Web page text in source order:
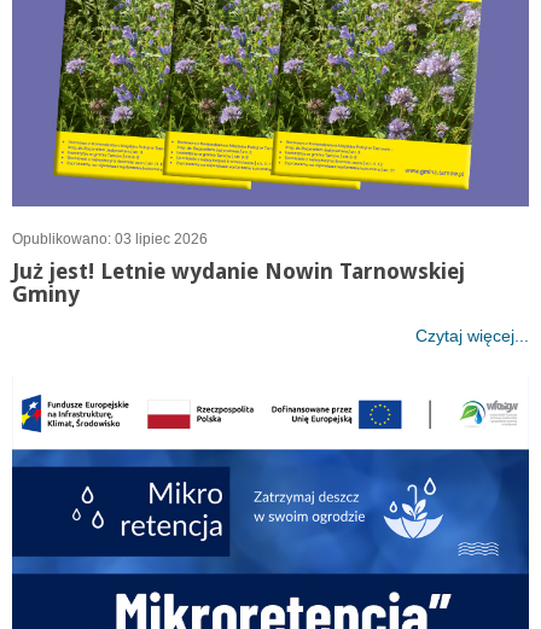
Opublikowano: 03 lipiec 2026
Już jest! Letnie wydanie Nowin Tarnowskiej
Gminy
Czytaj więcej...